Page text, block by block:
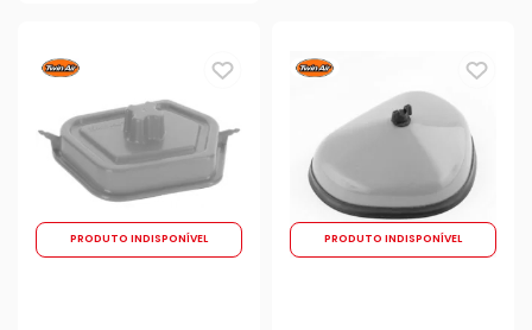
PRODUTO INDISPONÍVEL PRODUTO INDISPONÍVEL